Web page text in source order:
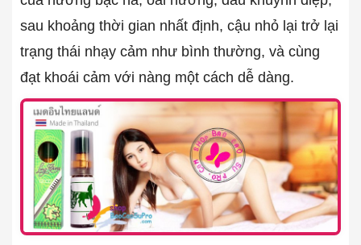
sau khoảng thời gian nhất định, cậu nhỏ lại trở lại
trạng thái nhạy cảm như bình thường, và cùng
đạt khoái cảm với nàng một cách dễ dàng.